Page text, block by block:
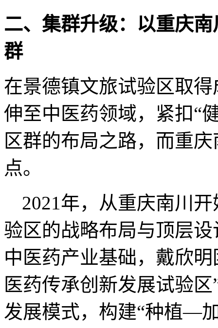
二、集群升级：以重庆
群
在景德镇文旅试验区取
伸至中医药领域，紧扣“
区群的布局之路，而重
点。
2021年，从重庆南川
验区的战略布局与顶层
中医药产业基础，戴欣
医药传承创新发展试验区
发展模式，构建“种植—